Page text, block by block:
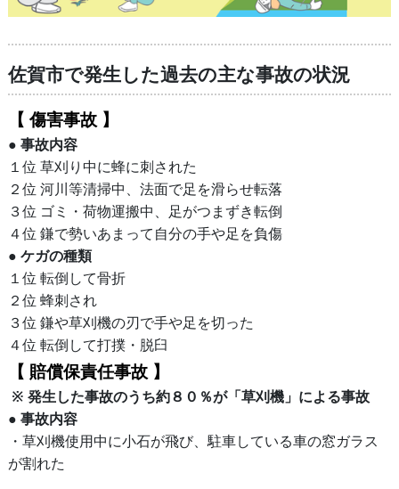
佐賀市で発生した過去の主な事故の状況
【 傷害事故 】
● 事故内容
１位 草刈り中に蜂に刺された
２位 河川等清掃中、法面で足を滑らせ転落
３位 ゴミ・荷物運搬中、足がつまずき転倒
４位 鎌で勢いあまって自分の手や足を負傷
● ケガの種類
１位 転倒して骨折
２位 蜂刺され
３位 鎌や草刈機の刃で手や足を切った
４位 転倒して打撲・脱臼
【 賠償保責任事故 】
※ 発生した事故のうち約８０％が「草刈機」による事故
● 事故内容
・草刈機使用中に小石が飛び、駐車している車の窓ガラス
が割れた